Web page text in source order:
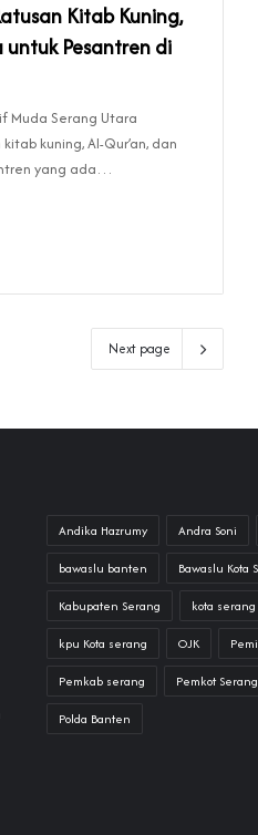
Kitab Kuning,
untuk Pesantren di
Muda Serang Utara
kuning, Al-Qur’an, dan
yang ada…
Next page
Andika Hazrumy Andra Soni
bawaslu banten Bawaslu Kota
Kabupaten Serang kota serang
kpu Kota serang OJK
Pemkab serang Pemkot Serang
Polda Banten